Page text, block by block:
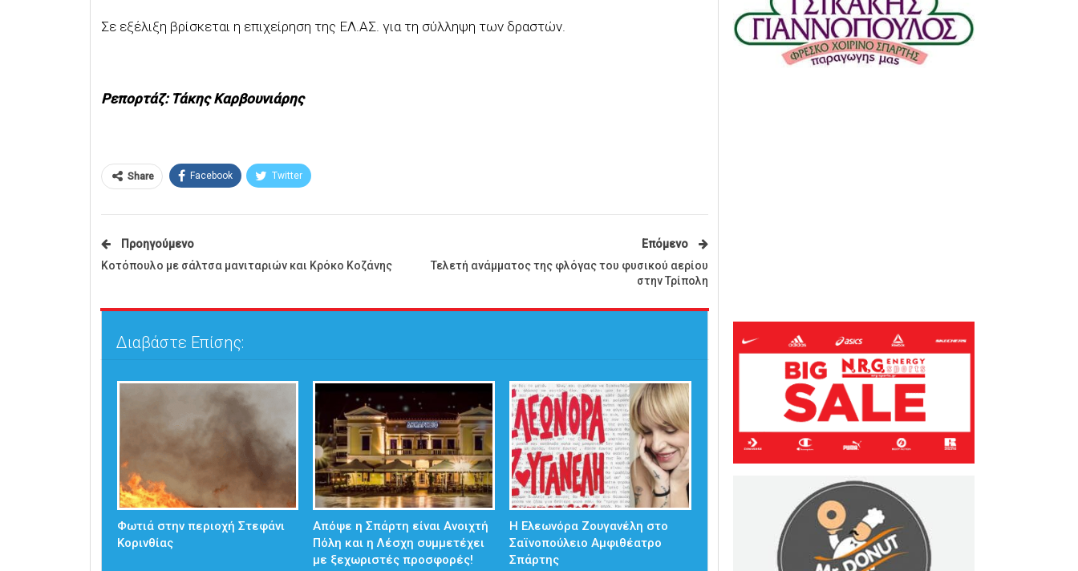
Σε εξέλιξη βρίσκεται η επιχείρηση της ΕΛ.ΑΣ. για τη σύλληψη των δραστών.
Ρεπορτάζ: Τάκης Καρβουνιάρης
Share Facebook Twitter
Προηγούμενο
Κοτόπουλο με σάλτσα μανιταριών και Κρόκο Κοζάνης
Επόμενο
Τελετή ανάμματος της φλόγας του φυσικού αερίου
στην Τρίπολη
Διαβάστε Επίσης:
Φωτιά στην περιοχή Στεφάνι
Κορινθίας
Απόψε η Σπάρτη είναι Ανοιχτή
Πόλη και η Λέσχη συμμετέχει
με ξεχωριστές προσφορές!
Η Ελεωνόρα Ζουγανέλη στο
Σαϊνοπούλειο Αμφιθέατρο
Σπάρτης